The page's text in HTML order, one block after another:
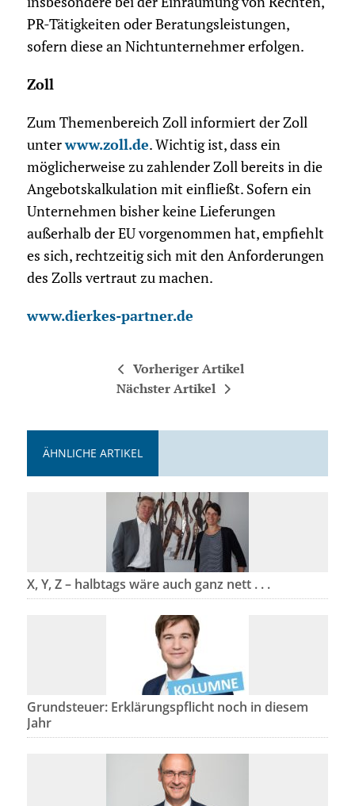
PR-Tätigkeiten oder Beratungsleistungen,
sofern diese an Nichtunternehmer erfolgen.
Zoll
Zum Themenbereich Zoll informiert der Zoll
unterwww.zoll.de. Wichtig ist, dass ein
möglicherweise zu zahlender Zoll bereits in die
Angebotskalkulation mit einfließt. Sofern ein
Unternehmen bisher keine Lieferungen
außerhalb der EU vorgenommen hat, empfiehlt
es sich, rechtzeitig sich mit den Anforderungen
des Zolls vertraut zu machen.
www.dierkes-partner.de
Vorheriger Artikel
Nächster Artikel
ÄHNLICHE ARTIKEL
X, Y, Z – halbtags wäre auch ganz nett . . .
Grundsteuer: Erklärungspflicht noch in diesem
Jahr